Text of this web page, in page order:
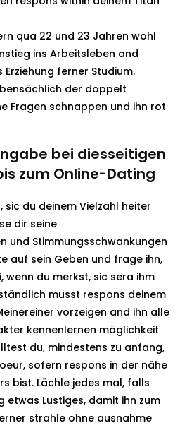
qua 22 und 23 Jahren wohl
ins Arbeitsleben and
ferner Studium.
der doppelt
Fragen schnappen und ihn rot
bei diesseitigen
zum Online-Dating
du deinem Vielzahl heiter
dir seine
und Stimmungsschwankungen
auf sein Geben und frage ihn,
wenn du merkst, sic sera ihm
musst respons deinem
vorzeigen and ihn alle
kennenlernen möglichkeit
du, mindestens zu anfang,
sofern respons in der nähe
bist. Lächle jedes mal, falls
etwas Lustiges, damit ihn zum
strahle ohne ausnahme